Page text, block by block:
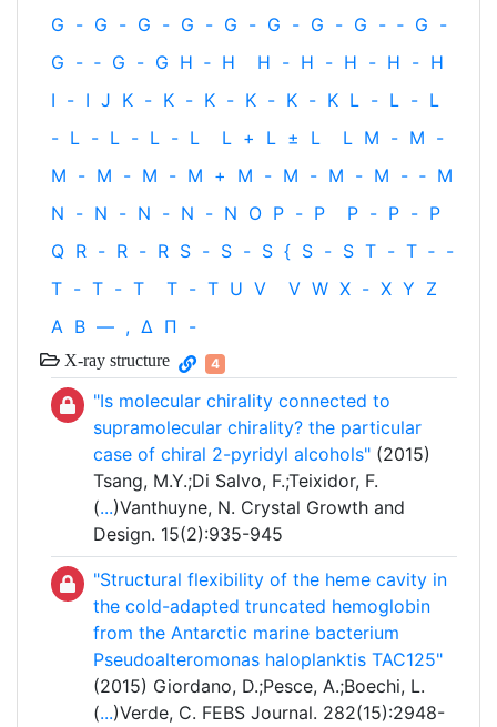
G - G - G - G - G - G - G - G - ‐ G -
G - ‐ G - G H ‐ H H - H - H - H - H
I - I J K - K - K - K - K - K L - L - L
- L - L - L - L L + L ± L L M - M -
M - M - M - M + M - M - M - M - ‐ M
N - N - N - N - N O P - P P - P - P
Q R - R - R S - S - S { S - S T - T ‐ -
T - T - T T - T U V V W X - X Y Z
Α Β — , Δ Π -
X-ray structure 4
"Is molecular chirality connected to
supramolecular chirality? the particular
case of chiral 2-pyridyl alcohols" (2015)
Tsang, M.Y.;Di Salvo, F.;Teixidor, F.
(...)Vanthuyne, N. Crystal Growth and
Design. 15(2):935-945
"Structural flexibility of the heme cavity in
the cold-adapted truncated hemoglobin
from the Antarctic marine bacterium
Pseudoalteromonas haloplanktis TAC125"
(2015) Giordano, D.;Pesce, A.;Boechi, L.
(...)Verde, C. FEBS Journal. 282(15):2948-